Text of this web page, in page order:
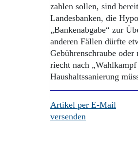
zahlen sollen, sind
Landesbanken, die
„Bankenabgabe“ zur
anderen Fällen dürfte
Gebührenschraube
riecht nach
Haushaltssanierung
Artikel per E-Mail
versenden